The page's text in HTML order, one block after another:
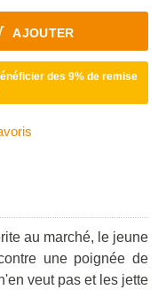
AJOUTER
des 9% de remise
au marché, le jeune
une poignée de
veut pas et les jette